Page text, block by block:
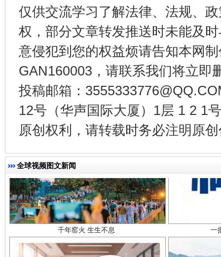
仅供交流学习了解法律、法规、
权，部分文章转发推送时未能及
意侵犯到您的权益烦请告知本网
GAN160003，请联系我们将立即
投稿邮箱：
12号（华声国际大厦）1层 1 2 1
原创权利，请转载时务必注明原
全球视频图文新闻
东山县通报“牛蛙产品抗生素超标问题” 法